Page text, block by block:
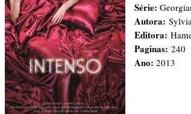
Série:
Autora:
Editora:
Paginas: 240
Ano: 2013